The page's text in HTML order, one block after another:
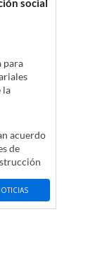
social
para
la
acuerdo
de